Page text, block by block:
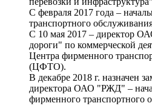
С февраля 2017 года –
транспортного
С 10 мая 2017 – директор
дороги" по коммерческой
Центра фирменного
(ЦФТО).
В декабре 2018 г. назначен
директора ОАО "РЖД" –
фирменного